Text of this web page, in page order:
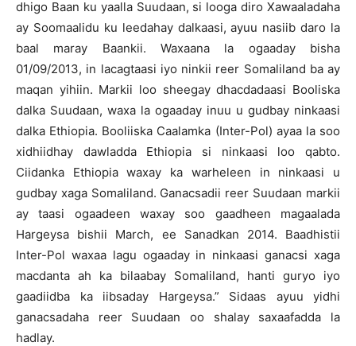
dhigo Baan ku yaalla Suudaan, si looga diro Xawaaladaha
ay Soomaalidu ku leedahay dalkaasi, ayuu nasiib daro la
baal maray Baankii. Waxaana la ogaaday bisha
01/09/2013, in lacagtaasi iyo ninkii reer Somaliland ba ay
maqan yihiin. Markii loo sheegay dhacdadaasi Booliska
dalka Suudaan, waxa la ogaaday inuu u gudbay ninkaasi
dalka Ethiopia. Booliiska Caalamka (Inter-Pol) ayaa la soo
xidhiidhay dawladda Ethiopia si ninkaasi loo qabto.
Ciidanka Ethiopia waxay ka warheleen in ninkaasi u
gudbay xaga Somaliland. Ganacsadii reer Suudaan markii
ay taasi ogaadeen waxay soo gaadheen magaalada
Hargeysa bishii March, ee Sanadkan 2014. Baadhistii
Inter-Pol waxaa lagu ogaaday in ninkaasi ganacsi xaga
macdanta ah ka bilaabay Somaliland, hanti guryo iyo
gaadiidba ka iibsaday Hargeysa.” Sidaas ayuu yidhi
ganacsadaha reer Suudaan oo shalay saxaafadda la
hadlay.